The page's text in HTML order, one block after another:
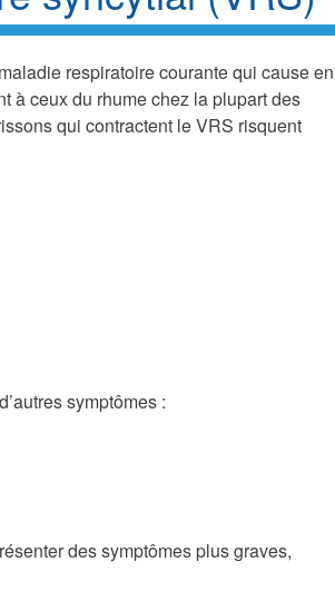
respiratoire courante qui cause en
à ceux du rhume chez la plupart des
qui contractent le VRS risquent
symptômes :
des symptômes plus graves,